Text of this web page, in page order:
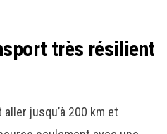
très résilient
jusqu’à 200 km et